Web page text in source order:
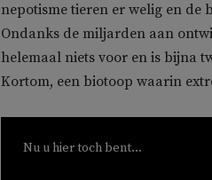
nepotisme tieren er welig en de
Ondanks de miljarden aan
helemaal niets voor en is bijna
Kortom, een biotoop waarin
Nu u hier toch bent...